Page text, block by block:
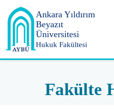
Ankara Yıldırım
Beyazıt
Üniversitesi
Hukuk Fakültesi
Fakülte